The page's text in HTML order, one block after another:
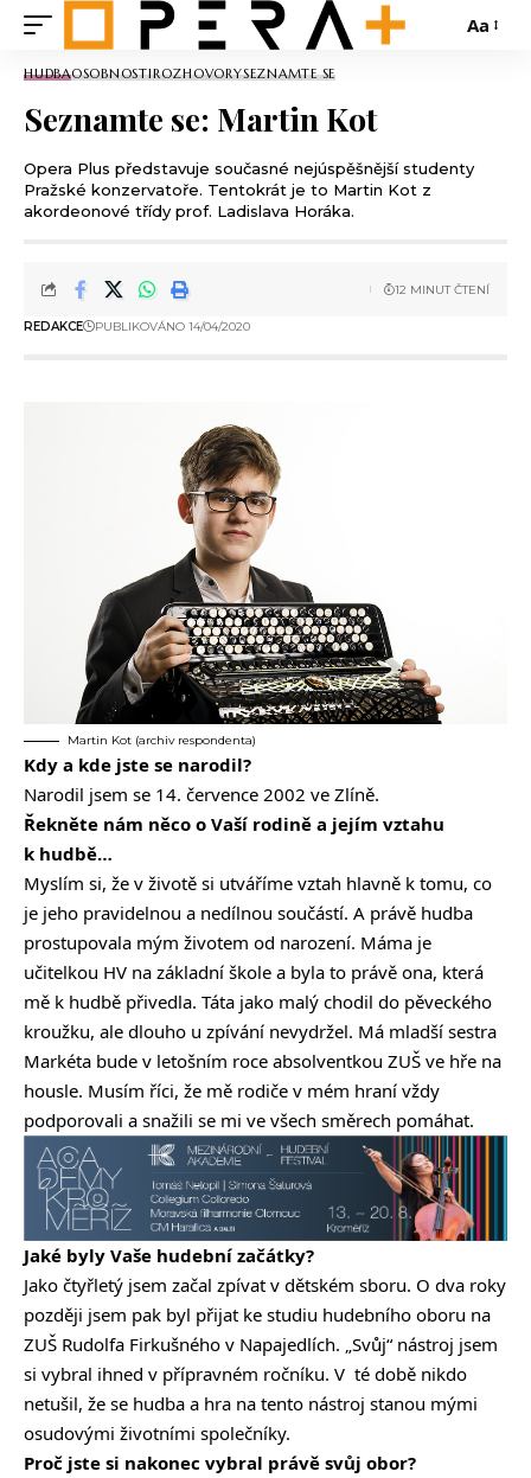
Aa
HUDBAOSOBNOSTIROZHOVORYSEZNAMTE SE
Seznamte se: Martin Kot
Opera Plus představuje současné nejúspěšnější studenty
Pražské konzervatoře. Tentokrát je to Martin Kot z
akordeonové třídy prof. Ladislava Horáka.
REDAKCE PUBLIKOVÁNO 14/04/2020
12 MINUT ČTENÍ
Martin Kot (archiv respondenta)
Kdy a kde jste se narodil?
Narodil jsem se 14. července 2002 ve Zlíně.
Řekněte nám něco o Vaší rodině a jejím vztahu
k hudbě…
Myslím si, že v životě si utváříme vztah hlavně k tomu, co
je jeho pravidelnou a nedílnou součástí. A právě hudba
prostupovala mým životem od narození. Máma je
učitelkou HV na základní škole a byla to právě ona, která
mě k hudbě přivedla. Táta jako malý chodil do pěveckého
kroužku, ale dlouho u zpívání nevydržel. Má mladší sestra
Markéta bude v letošním roce absolventkou ZUŠ ve hře na
housle. Musím říci, že mě rodiče v mém hraní vždy
podporovali a snažili se mi ve všech směrech pomáhat.
Jaké byly Vaše hudební začátky?
Jako čtyřletý jsem začal zpívat v dětském sboru. O dva roky
později jsem pak byl přijat ke studiu hudebního oboru na
ZUŠ Rudolfa Firkušného v Napajedlích. „Svůj“ nástroj jsem
si vybral ihned v přípravném ročníku. V té době nikdo
netušil, že se hudba a hra na tento nástroj stanou mými
osudovými životními společníky.
Proč jste si nakonec vybral právě svůj obor?